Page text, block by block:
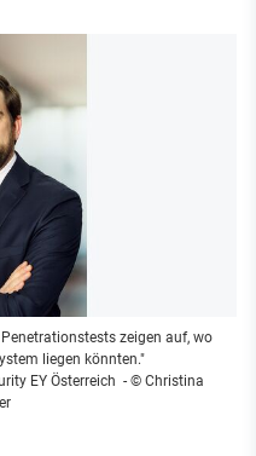
zeigen auf, wo
liegen könnten."
EY Österreich - © Christina